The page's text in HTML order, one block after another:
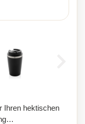
Ihren hektischen